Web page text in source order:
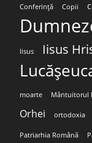
Conferință Copii
Iisus Iisus
moarte Mântuitorul
Orhei ortodoxia
Patriarhia Română